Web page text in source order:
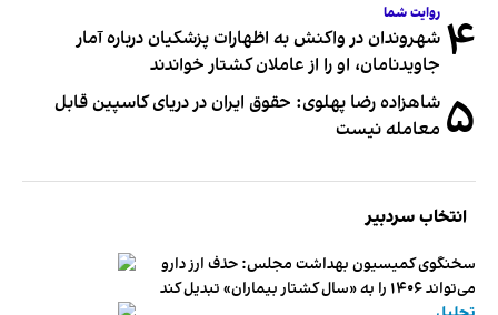
۴ روایت شما
شهروندان در واکنش به اظهارات پزشکیان درباره آمار
جاویدنامان، او را از عاملان کشتار خواندند
۵ شاهزاده رضا پهلوی: حقوق ایران در دریای کاسپین قابل
معامله نیست
انتخاب سردبیر
سخنگوی کمیسیون بهداشت مجلس: حذف ارز دارو
می‌تواند ۱۴۰۶ را به «سال کشتار بیماران» تبدیل کند